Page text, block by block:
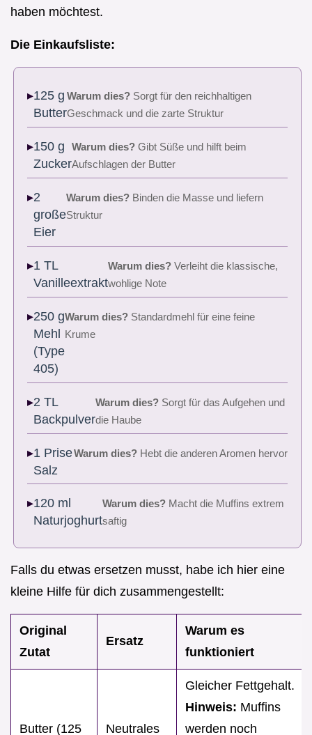
haben möchtest.
Die Einkaufsliste:
125 g
Butter
Warum dies? Sorgt für den reichhaltigen
Geschmack und die zarte Struktur
150 g
Zucker
Warum dies? Gibt Süße und hilft beim
Aufschlagen der Butter
2
große
Eier
Warum dies? Binden die Masse und liefern
Struktur
1 TL
Vanilleextrakt
Warum dies? Verleiht die klassische,
wohlige Note
250 g
Mehl
(Type
405)
Warum dies? Standardmehl für eine feine
Krume
2 TL
Backpulver
Warum dies? Sorgt für das Aufgehen und
die Haube
1 Prise
Salz
Warum dies?Hebt die anderen Aromen hervor
120 ml
Naturjoghurt
Warum dies? Macht die Muffins extrem
saftig
Falls du etwas ersetzen musst, habe ich hier eine
kleine Hilfe für dich zusammengestellt:
Original
Zutat
Ersatz
Warum es
funktioniert
Butter (125
Neutrales
Gleicher Fettgehalt.
Hinweis: Muffins
werden noch